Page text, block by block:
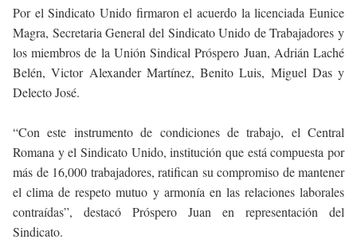
Por el Sindicato Unido firmaron el acuerdo la licenciada Eunice
Magra, Secretaria General del Sindicato Unido de Trabajadores y
los miembros de la Unión Sindical Próspero Juan, Adrián Laché
Belén, Victor Alexander Martínez, Benito Luis, Miguel Das y
Delecto José.
“Con este instrumento de condiciones de trabajo, el Central
Romana y el Sindicato Unido, institución que está compuesta por
más de 16,000 trabajadores, ratifican su compromiso de mantener
el clima de respeto mutuo y armonía en las relaciones laborales
contraídas”, destacó Próspero Juan en representación del
Sindicato.